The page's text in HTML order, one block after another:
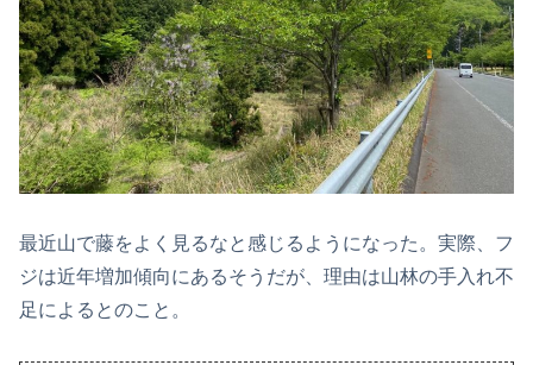
最近山で藤をよく見るなと感じるようになった。実際、フ
ジは近年増加傾向にあるそうだが、理由は山林の手入れ不
足によるとのこと。